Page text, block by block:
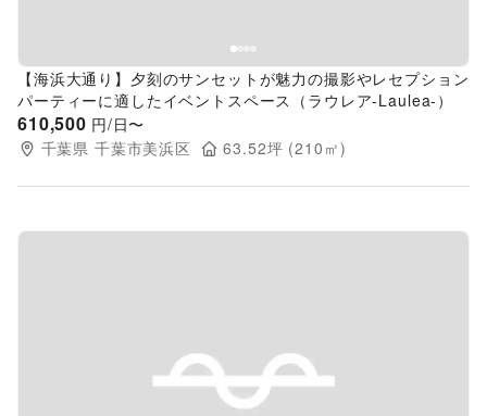
【海浜大通り】夕刻のサンセットが魅力の撮影やレセプション
パーティーに適したイベントスペース（ラウレア-Laulea-）
610,500 円/日〜
千葉県 千葉市美浜区 63.52坪 (210 ㎡)
Previous slide